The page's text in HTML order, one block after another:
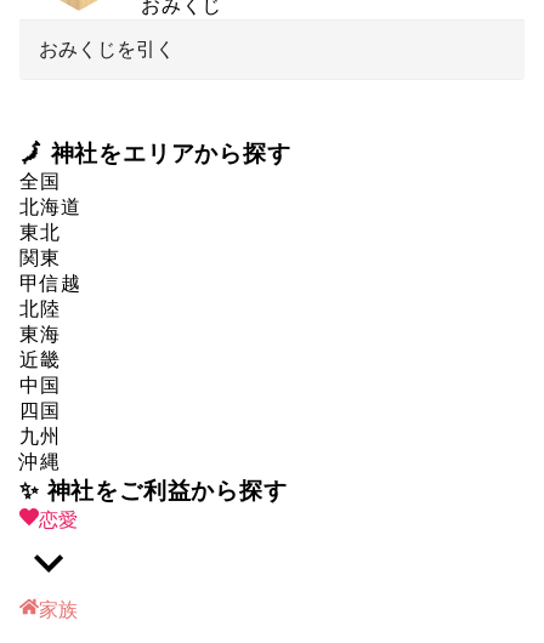
おみくじ
おみくじを引く
🗾 神社をエリアから探す
全国
北海道
東北
関東
甲信越
北陸
東海
近畿
中国
四国
九州
沖縄
✨ 神社をご利益から探す
恋愛
家族